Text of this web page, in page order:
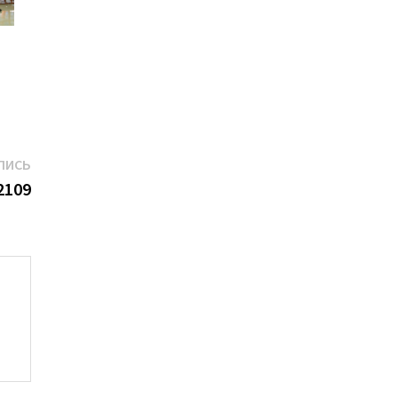
Следующая
запись: